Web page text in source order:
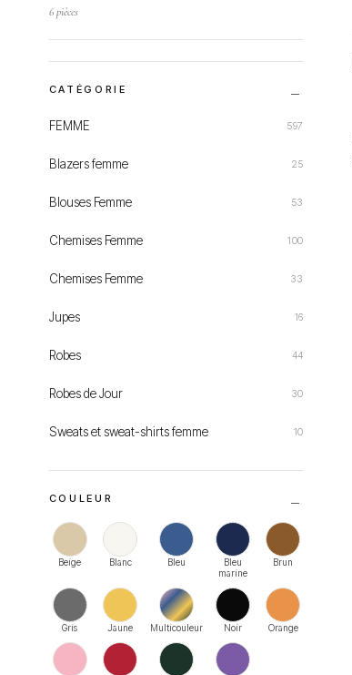
6 pièces
CATÉGORIE
FEMME 597
Blazers femme 25
Blouses Femme 53
Chemises Femme 100
Chemises Femme 33
Jupes 16
Robes 44
Robes de Jour 30
Sweats et sweat-shirts femme 10
COULEUR
Beige Blanc Bleu
Bleu
marine
Brun
Gris Jaune Multicouleur Noir Orange